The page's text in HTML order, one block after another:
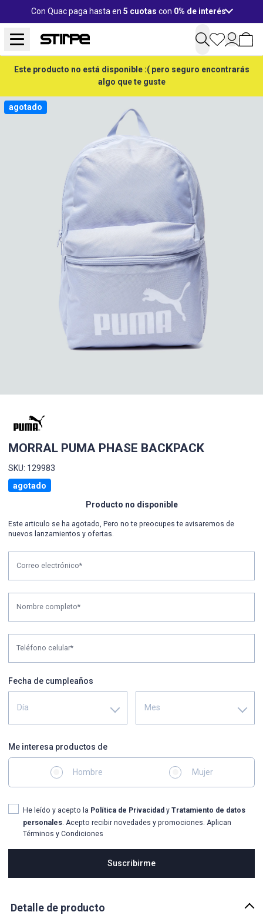
Con Quac paga hasta en 5 cuotas con 0% de interés
Este producto no está disponible :( pero seguro encontrarás
algo que te guste
agotado
MORRAL PUMA PHASE BACKPACK
SKU: 129983
agotado
Producto no disponible
Este articulo se ha agotado, Pero no te preocupes te avisaremos de
nuevos lanzamientos y ofertas.
Correo electrónico*
Nombre completo*
Teléfono celular*
Fecha de cumpleaños
Día Mes
Me interesa productos de
Hombre Mujer
He leído y acepto la Política de Privacidad y Tratamiento de datos
personales. Acepto recibir novedades y promociones. Aplican
Términos y Condiciones
Suscribirme
Detalle de producto